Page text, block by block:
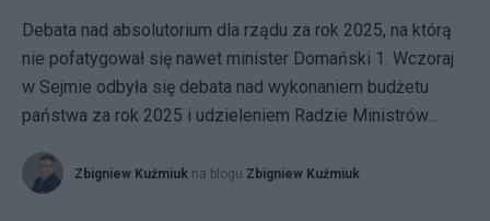
Debata nad absolutorium dla rządu za rok 2025, na którą
nie pofatygował się nawet minister Domański 1. Wczoraj
w Sejmie odbyła się debata nad wykonaniem budżetu
państwa za rok 2025 i udzieleniem Radzie Ministrów...
Zbigniew Kuźmiuk na blogu Zbigniew Kuźmiuk